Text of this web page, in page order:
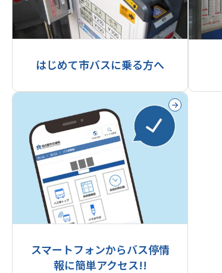
はじめて市バスに乗る方へ
スマートフォンからバス停情
報に簡単アクセス!!